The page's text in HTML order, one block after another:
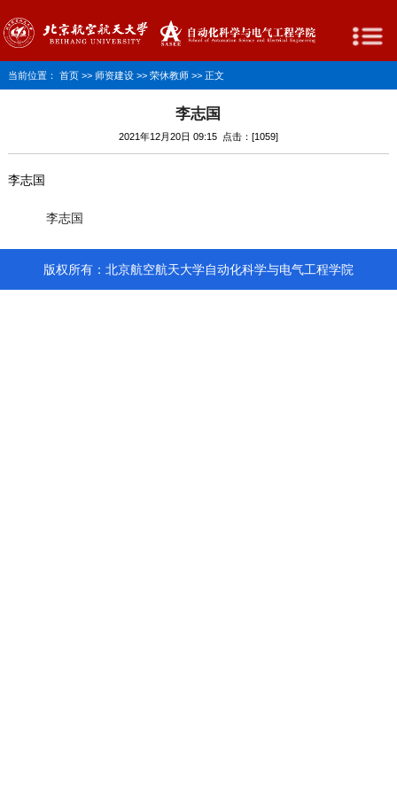
当前位置： 首页>> 师资建设>> 荣休教师>> 正文
李志国
2021年12月20日 09:15 点击：[1059]
李志国
李志国
版权所有：北京航空航天大学自动化科学与电气工程学院